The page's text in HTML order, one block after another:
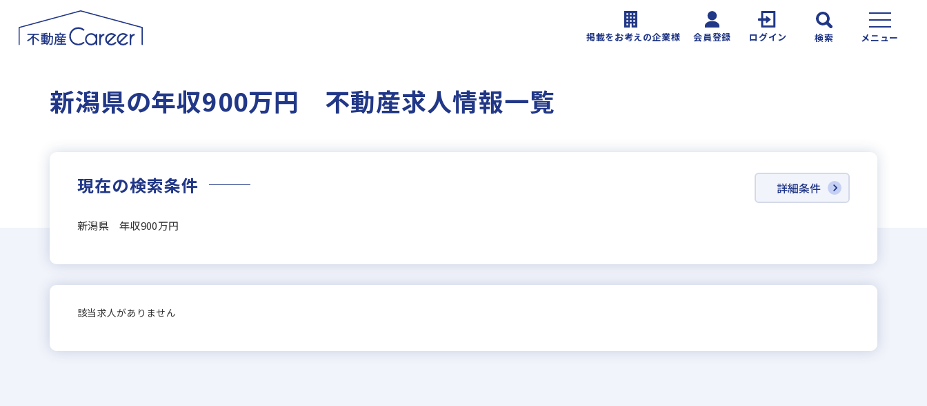
掲載をお考えの企業様 会員登録 ログイン 検索 メニュー
新潟県の年収900万円 不動産求人情報一覧
現在の検索条件
新潟県 年収900万円
詳細条件
該当求人がありません